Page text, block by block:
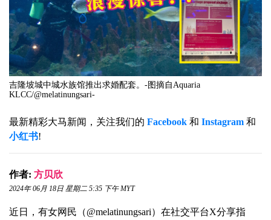
吉隆坡城中城水族馆推出求婚配套。-图摘自Aquaria
KLCC/@melatinungsari-
最新精彩大马新闻，关注我们的 Facebook 和 Instagram 和
小红书!
作者: 方贝欣
2024年 06月 18日 星期二 5:35 下午 MYT
近日，有女网民（@melatinungsari）在社交平台X分享指